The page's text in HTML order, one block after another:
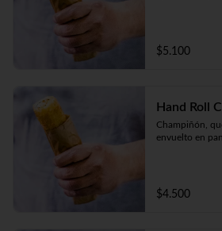
$5.100
Hand Roll
Champiñón,
envuelto en
$4.500